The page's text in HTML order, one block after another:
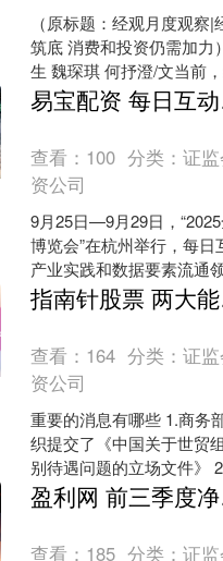
（原标题：经观月度观察|
筑底 消费和投资仍需加力
生 魏琛琪 何抒澄/文当前
底修复的关键阶段，尽管
边际改善迹....
易宝
查看： 100 分类：证
资公司
9月25日—9月29日，
博览会”在杭州举行，每日
产业实践和数据要素流通
中亮相。 在数贸会现场，
展示了....
指南
查看： 164 分类：证
资公司
重要的消息有哪些 1.商务
织提交了《中国关于世贸
别待遇问题的立场文件》
日，中国向世贸组织提交
世贸组织特殊....
盈
查看： 185 分类：证